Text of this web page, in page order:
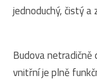
jednoduchý, čistý a
Budova netradičně
vnitřní je plně